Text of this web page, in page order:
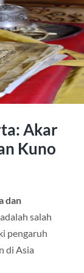
Akar
Kuno
dan
salah
pengaruh
di Asia